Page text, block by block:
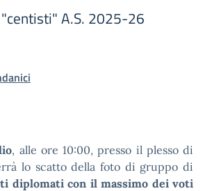
A.S. 2025-26
, alle ore 10:00, presso il plesso di
lo scatto della foto di gruppo di
diplomati con il massimo dei voti